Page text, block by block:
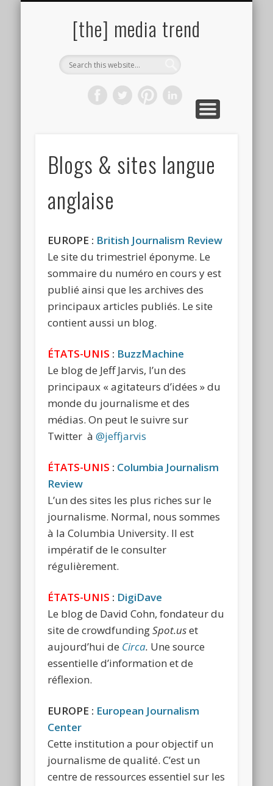
[the] media trend
Blogs & sites langue
anglaise
EUROPE : British Journalism Review
Le site du trimestriel éponyme. Le
sommaire du numéro en cours y est
publié ainsi que les archives des
principaux articles publiés. Le site
contient aussi un blog.
ÉTATS-UNIS : BuzzMachine
Le blog de Jeff Jarvis, l’un des
principaux « agitateurs d’idées » du
monde du journalisme et des
médias. On peut le suivre sur
Twitter à@jeffjarvis
ÉTATS-UNIS : Columbia Journalism
Review
L’un des sites les plus riches sur le
journalisme. Normal, nous sommes
à la Columbia University. Il est
impératif de le consulter
régulièrement.
ÉTATS-UNIS : DigiDave
Le blog de David Cohn, fondateur du
site de crowdfundingSpot.uset
aujourd’hui de Circa. Une source
essentielle d’information et de
réflexion.
EUROPE : European Journalism
Center
Cette institution a pour objectif un
journalisme de qualité. C’est un
centre de ressources essentiel sur les